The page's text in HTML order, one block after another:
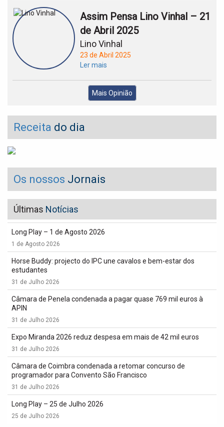
Assim Pensa Lino Vinhal – 21
de Abril 2025
Lino Vinhal
23 de Abril 2025
Ler mais
Mais Opinião
Receita do dia
Os nossos Jornais
Últimas Notícias
Long Play – 1 de Agosto 2026
1 de Agosto 2026
Horse Buddy: projecto do IPC une cavalos e bem-estar dos
estudantes
31 de Julho 2026
Câmara de Penela condenada a pagar quase 769 mil euros à
APIN
31 de Julho 2026
Expo Miranda 2026 reduz despesa em mais de 42 mil euros
31 de Julho 2026
Câmara de Coimbra condenada a retomar concurso de
programador para Convento São Francisco
31 de Julho 2026
Long Play – 25 de Julho 2026
25 de Julho 2026